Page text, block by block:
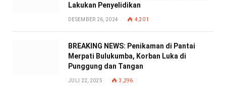
Lakukan Penyelidikan
DESEMBER 26, 2024 4,301
BREAKING NEWS: Penikaman di Pantai
Merpati Bulukumba, Korban Luka di
Punggung dan Tangan
JULI 22, 2025 3,296